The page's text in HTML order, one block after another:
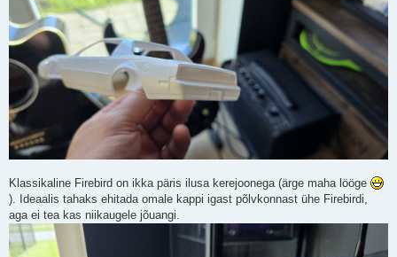
Klassikaline Firebird on ikka päris ilusa kerejoonega (ärge maha lööge
). Ideaalis tahaks ehitada omale kappi igast põlvkonnast ühe Firebirdi,
aga ei tea kas niikaugele jõuangi.